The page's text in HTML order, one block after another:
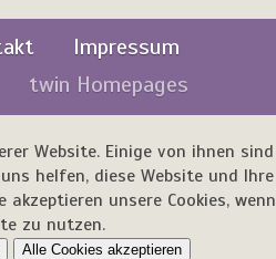
Impressum
twin Homepages
Website. Einige von ihnen sind
helfen, diese Website und Ihre
akzeptieren unsere Cookies, wenn
zu nutzen.
Alle Cookies akzeptieren